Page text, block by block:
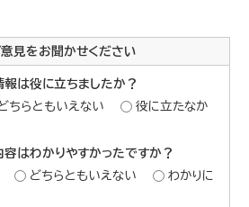
意見をお聞かせください
報は役に立ちましたか？
ちらともいえない
役に立たなか
容はわかりやすかったですか？
どちらともいえない
わかりに